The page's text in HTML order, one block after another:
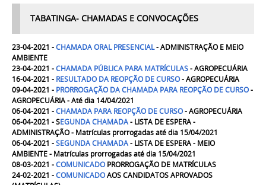
TABATINGA- CHAMADAS E CONVOCAÇÕES
23-04-2021 -CHAMADA ORAL PRESENCIAL- ADMINISTRAÇÃO E MEIO
AMBIENTE
23-04-2021 -CHAMADA PÚBLICA PARA MATRÍCULAS- AGROPECUÁRIA
16-04-2021 - RESULTADO DA REOPÇÃO DE CURSO- AGROPECUÁRIA
09-04-2021 - PRORROGAÇÃO DACHAMADA PARA REOPÇÃO DE CURSO-
AGROPECUÁRIA - Até dia 14/04/2021
06-04-2021 -CHAMADA PARA REOPÇÃO DE CURSO- AGROPECUÁRIA
06-04-2021 - SEGUNDA CHAMADA- LISTA DE ESPERA -
ADMINISTRAÇÃO - Matrículas prorrogadas até dia 15/04/2021
06-04-2021 -SEGUNDA CHAMADA- LISTA DE ESPERA - MEIO
AMBIENTE- Matrículas prorrogadas até dia 15/04/2021
08-03-2021 -COMUNICADO PRORROGAÇÃO DE MATRÍCULAS
24-02-2021 -COMUNICADOAOS CANDIDATOS APROVADOS